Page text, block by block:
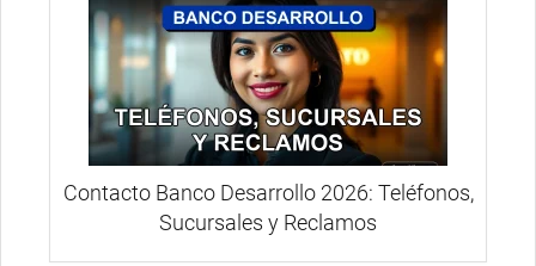
Contacto Banco Desarrollo 2026: Teléfonos,
Sucursales y Reclamos